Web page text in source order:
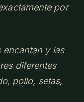
por
encantan y las
diferentes
pollo, setas,